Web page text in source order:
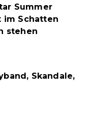
Summer
im Schatten
stehen
Skandale,